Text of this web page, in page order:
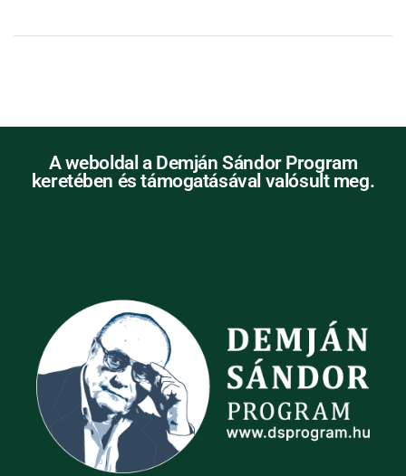
A weboldal a Demján Sándor Program
keretében és támogatásával valósult meg.